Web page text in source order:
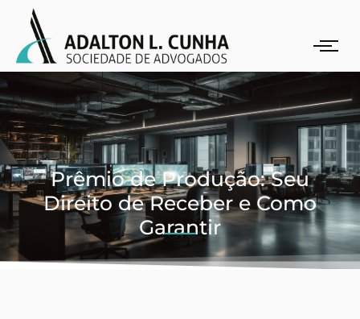
Prêmio de Produção: Seu
Direito de Receber e Como
Garantir